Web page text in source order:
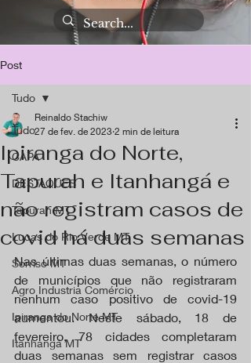
Post
Tudo
CAPA
DESTAQUES
Tapurah MT
Lucas do Rio Verde MT
Sorriso MT
Agro Industria Comércio
Ipiranga do Norte MT
Itanhangá MT
Tudo
Ipiranga do Norte,
Tapurah e Itanhangá e
não registram casos de
covid há duas semanas
Reinaldo Stachiw
27 de fev. de 2023 2 min de leitura
Nas últimas duas semanas, o número
de municípios que não registraram
nenhum caso positivo de covid-19
aumentou. Neste sábado, 18 de
fevereiro, 78 cidades completaram
duas semanas sem registrar casos